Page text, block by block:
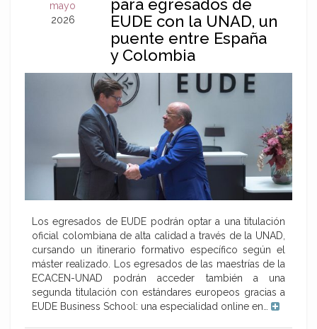
mayo
2026
para egresados de
EUDE con la UNAD, un
puente entre España
y Colombia
Los egresados de EUDE podrán optar a una titulación
oficial colombiana de alta calidad a través de la UNAD,
cursando un itinerario formativo específico según el
máster realizado. Los egresados de las maestrías de la
ECACEN-UNAD podrán acceder también a una
segunda titulación con estándares europeos gracias a
EUDE Business School: una especialidad online en…